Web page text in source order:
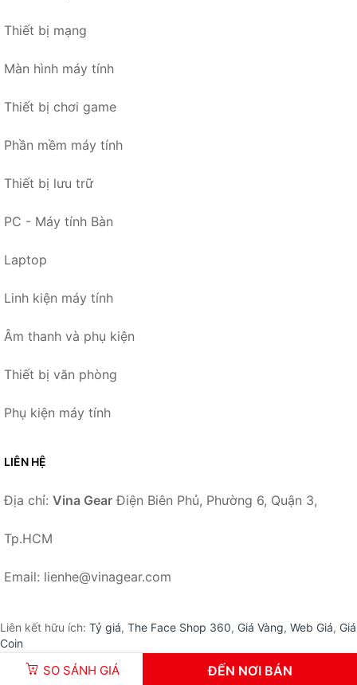
SO SÁNH GIÁ ĐẾN NƠI BÁN
Thiết bị mạng
Màn hình máy tính
Thiết bị chơi game
Phần mềm máy tính
Thiết bị lưu trữ
PC - Máy tính Bàn
Laptop
Linh kiện máy tính
Âm thanh và phụ kiện
Thiết bị văn phòng
Phụ kiện máy tính
LIÊN HỆ
Địa chỉ: Vina Gear Điện Biên Phủ, Phường 6, Quận 3,
Tp.HCM
Email: lienhe@vinagear.com
Liên kết hữu ích: Tỷ giá, The Face Shop 360, Giá Vàng, Web Giá, Giá
Coin
© 2026 – VinaGear.Com-Vina Gear.